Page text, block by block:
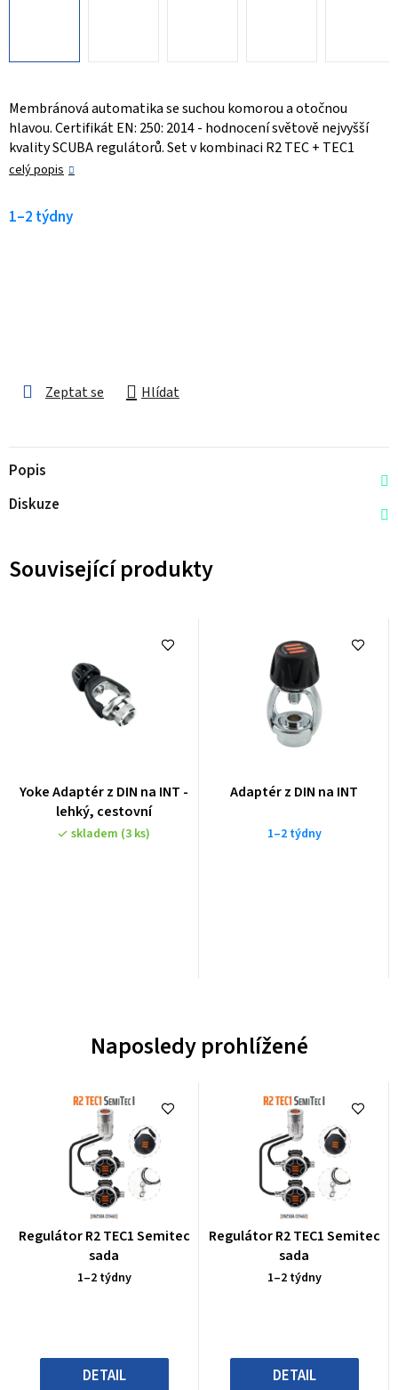
Membránová automatika se suchou komorou a otočnou
hlavou. Certifikát EN: 250: 2014 - hodnocení světově nejvyšší
kvality SCUBA regulátorů. Set v kombinaci R2 TEC + TEC1
celý popis
1–2 týdny
Zeptat se Hlídat
Popis
Diskuze
Související produkty
Yoke Adaptér z DIN na INT -
lehký, cestovní
skladem (3 ks)
Adaptér z DIN na INT
1–2 týdny
Naposledy prohlížené
Průměrné
hodnocení
produktu
5
hvězdiček.
Regulátor R2 TEC1 Semitec
sada
1–2 týdny
DETAIL
Průměrné
hodnocení
produktu
5
hvězdiček.
Regulátor R2 TEC1 Semitec
sada
1–2 týdny
DETAIL